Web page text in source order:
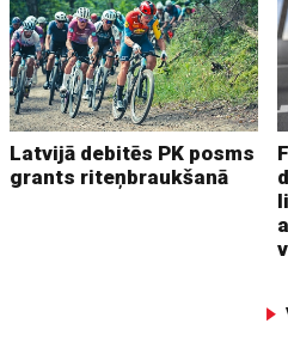
Latvijā debitēs PK posms
grants riteņbraukšanā